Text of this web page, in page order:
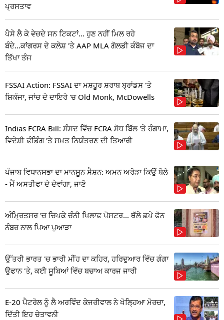
ਪ੍ਰਸਤਾਵ
ਪੈਸੇ ਲੈ ਕੇ ਵੇਚਦੇ ਸਨ ਟਿਕਟਾਂ... ਹੁਣ ਨਹੀਂ ਮਿਲ ਰਹੇ
ਬੰਦੇ...ਕਾਂਗਰਸ ਦੇ ਕਲੇਸ਼ 'ਤੇ AAP MLA ਗੋਲਡੀ ਕੰਬੋਜ ਦਾ
ਤਿੱਖਾ ਤੰਜ
FSSAI Action: FSSAI ਦਾ ਮਸ਼ਹੂਰ ਸ਼ਰਾਬ ਬ੍ਰਾਂਡਸ 'ਤੇ
ਸ਼ਿਕੰਜਾ, ਜਾਂਚ ਦੇ ਦਾਇਰੇ 'ਚ Old Monk, McDowells
Indias FCRA Bill: ਸੰਸਦ ਵਿੱਚ FCRA ਸੋਧ ਬਿੱਲ 'ਤੇ ਹੰਗਾਮਾ,
ਵਿਦੇਸ਼ੀ ਫੰਡਿੰਗ 'ਤੇ ਸਖ਼ਤ ਨਿਯੰਤਰਣ ਦੀ ਤਿਆਰੀ
ਪੰਜਾਬ ਵਿਧਾਨਸਭਾ ਦਾ ਮਾਨਸੂਨ ਸੈਸ਼ਨ: ਅਮਨ ਅਰੋੜਾ ਕਿਉਂ ਬੋਲੇ
- ਮੈਂ ਅਸਤੀਫਾ ਦੇ ਦੇਵਾਂਗਾ, ਜਾਣੋ
ਅੰਮ੍ਰਿਤਸਰ 'ਚ ਚਿਪਕੇ ਚੰਨੀ ਖਿਲਾਫ ਪੋਸਟਰ... ਥੱਲੇ ਛਪੇ ਫੋਨ
ਨੰਬਰ ਨਾਲ ਪਿਆ ਪੁਆੜਾ
ਉੱਤਰੀ ਭਾਰਤ 'ਚ ਭਾਰੀ ਮੀਂਹ ਦਾ ਕਹਿਰ, ਹਰਿਦੁਆਰ ਵਿੱਚ ਗੰਗਾ
ਉਫਾਨ 'ਤੇ, ਕਈ ਸੂਬਿਆਂ ਵਿੱਚ ਬਚਾਅ ਕਾਰਜ ਜਾਰੀ
E-20 ਪੈਟਰੋਲ ਨੂੰ ਲੈ ਅਰਵਿੰਦ ਕੇਜਰੀਵਾਲ ਨੇ ਖੋਲ੍ਹਿਆ ਮੋਰਚਾ,
ਦਿੱਤੀ ਇਹ ਚੇਤਾਵਨੀ